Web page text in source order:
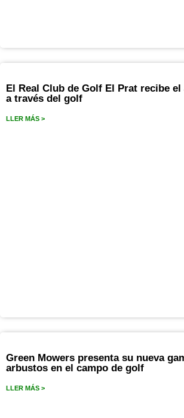
El Real Club de Golf El Prat recibe
a través del golf
LLER MÁS >
Green Mowers presenta su nueva
arbustos en el campo de golf
LLER MÁS >